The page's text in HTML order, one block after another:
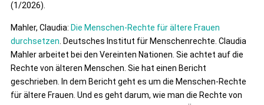
(1/2026).
Mahler, Claudia: Die Menschen-Rechte für ältere Frauen
durchsetzen . Deutsches Institut für Menschenrechte. Claudia
Mahler arbeitet bei den Vereinten Nationen. Sie achtet auf die
Rechte von älteren Menschen. Sie hat einen Bericht
geschrieben. In dem Bericht geht es um die Menschen-Rechte
für ältere Frauen. Und es geht darum, wie man die Rechte von